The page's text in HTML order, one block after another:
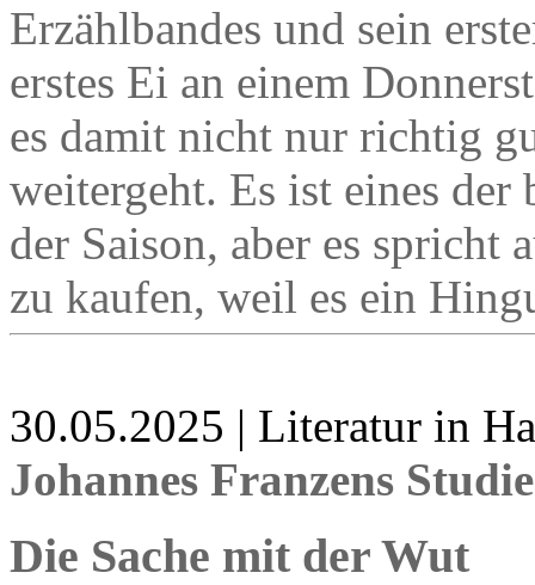
Erzählbandes und sein
erstes Ei an einem
es damit nicht nur richtig
weitergeht. Es ist eines der
der Saison, aber es spricht
zu kaufen, weil es ein
30.05.2025 | Literatur in
Johannes Franzens
Die Sache mit der Wut